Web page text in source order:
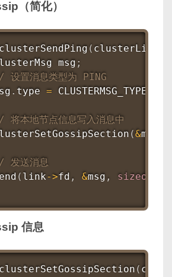
（简化）
clusterSendPing ( clusterLink
msg
;
设置消息类型为 PING
. type =
将本地节点信息写入消息中
(&msg
发送消息
( link->fd , &msg , sizeof
信息
clusterSetGossipSection (